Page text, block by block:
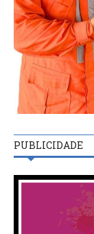
PUBLICIDADE